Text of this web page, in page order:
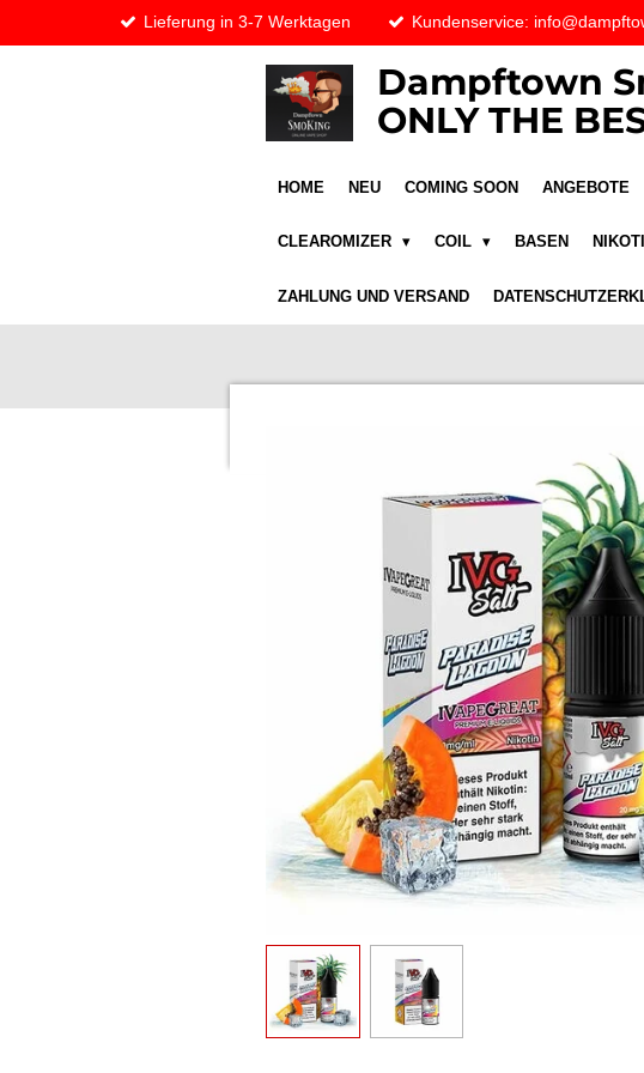
Hauptinhalt
Lieferung in 3-7 Werktagen Kundenservice:
Dampftown
ONLY THE
HOME NEU COMING SOON ANGEBOTE
CLEAROMIZER COIL BASEN
ZAHLUNG UND VERSAND